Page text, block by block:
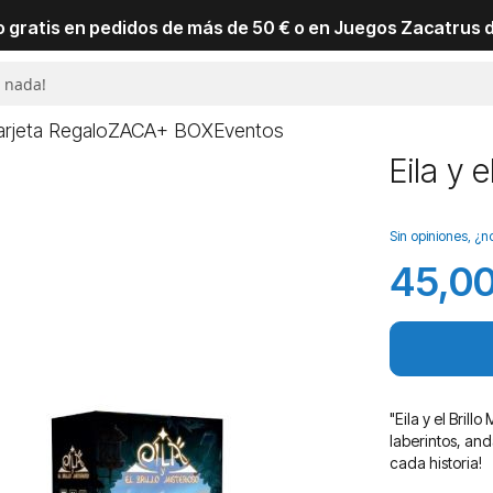
gratis en pedidos de más de 50 € o en Juegos Zacatrus
RegaloZACA+ BOXEventos
Eila y
Sin opiniones,
"Eila y el Brillo
laberintos,
cada historia!